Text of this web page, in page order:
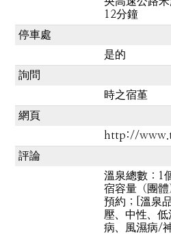
12分鐘
停車處
是的
詢問
時之宿堇
網頁
http://
評論
溫泉總數：1
宿容量（團
預約；[溫泉
壓、中性、
病、風濕病/